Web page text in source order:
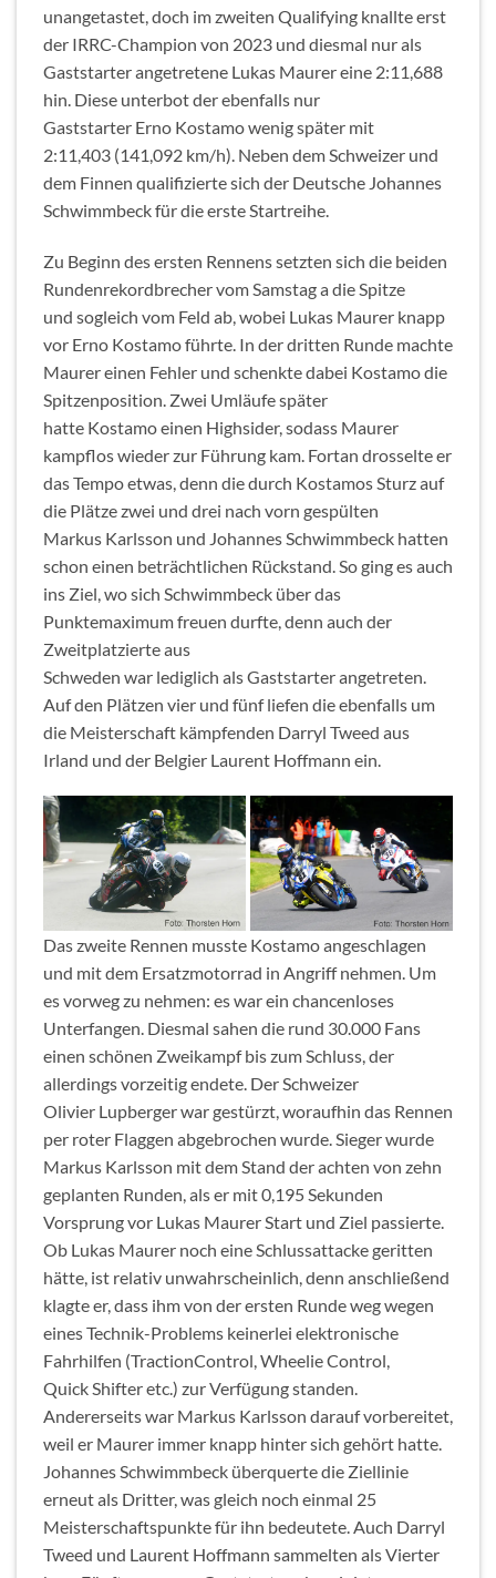
unangetastet, doch im zweiten Qualifying knallte erst
der IRRC-Champion von 2023 und diesmal nur als
Gaststarter angetretene Lukas Maurer eine 2:11,688
hin. Diese unterbot der ebenfalls nur
Gaststarter Erno Kostamo wenig später mit
2:11,403 (141,092 km/h). Neben dem Schweizer und
dem Finnen qualifizierte sich der Deutsche Johannes
Schwimmbeck für die erste Startreihe.
Zu Beginn des ersten Rennens setzten sich die beiden
Rundenrekordbrecher vom Samstag a die Spitze
und sogleich vom Feld ab, wobei Lukas Maurer knapp
vor Erno Kostamo führte. In der dritten Runde machte
Maurer einen Fehler und schenkte dabei Kostamo die
Spitzenposition. Zwei Umläufe später
hatte Kostamo einen Highsider, sodass Maurer
kampflos wieder zur Führung kam. Fortan drosselte er
das Tempo etwas, denn die durch Kostamos Sturz auf
die Plätze zwei und drei nach vorn gespülten
Markus Karlsson und Johannes Schwimmbeck hatten
schon einen beträchtlichen Rückstand. So ging es auch
ins Ziel, wo sich Schwimmbeck über das
Punktemaximum freuen durfte, denn auch der
Zweitplatzierte aus
Schweden war lediglich als Gaststarter angetreten.
Auf den Plätzen vier und fünf liefen die ebenfalls um
die Meisterschaft kämpfenden Darryl Tweed aus
Irland und der Belgier Laurent Hoffmann ein.
Das zweite Rennen musste Kostamo angeschlagen
und mit dem Ersatzmotorrad in Angriff nehmen. Um
es vorweg zu nehmen: es war ein chancenloses
Unterfangen. Diesmal sahen die rund 30.000 Fans
einen schönen Zweikampf bis zum Schluss, der
allerdings vorzeitig endete. Der Schweizer
Olivier Lupberger war gestürzt, woraufhin das Rennen
per roter Flaggen abgebrochen wurde. Sieger wurde
Markus Karlsson mit dem Stand der achten von zehn
geplanten Runden, als er mit 0,195 Sekunden
Vorsprung vor Lukas Maurer Start und Ziel passierte.
Ob Lukas Maurer noch eine Schlussattacke geritten
hätte, ist relativ unwahrscheinlich, denn anschließend
klagte er, dass ihm von der ersten Runde weg wegen
eines Technik-Problems keinerlei elektronische
Fahrhilfen (TractionControl, Wheelie Control,
Quick Shifter etc.) zur Verfügung standen.
Andererseits war Markus Karlsson darauf vorbereitet,
weil er Maurer immer knapp hinter sich gehört hatte.
Johannes Schwimmbeck überquerte die Ziellinie
erneut als Dritter, was gleich noch einmal 25
Meisterschaftspunkte für ihn bedeutete. Auch Darryl
Tweed und Laurent Hoffmann sammelten als Vierter